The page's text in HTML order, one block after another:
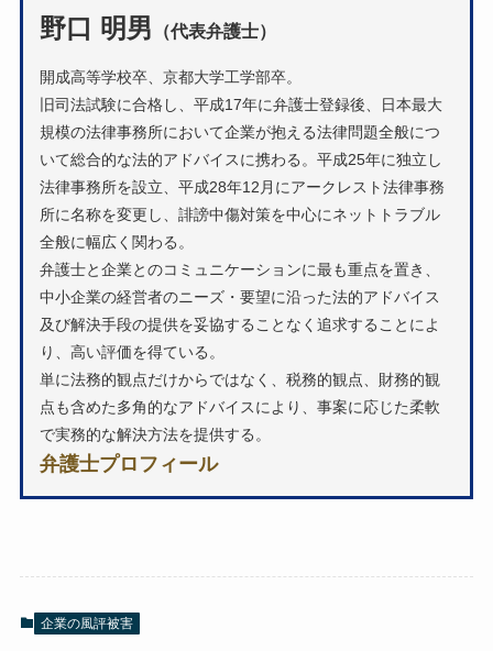
野口 明男 （代表弁護士）
開成高等学校卒、京都大学工学部卒。
旧司法試験に合格し、平成17年に弁護士登録後、日本最大
規模の法律事務所において企業が抱える法律問題全般につ
いて総合的な法的アドバイスに携わる。平成25年に独立し
法律事務所を設立、平成28年12月にアークレスト法律事務
所に名称を変更し、誹謗中傷対策を中心にネットトラブル
全般に幅広く関わる。
弁護士と企業とのコミュニケーションに最も重点を置き、
中小企業の経営者のニーズ・要望に沿った法的アドバイス
及び解決手段の提供を妥協することなく追求することによ
り、高い評価を得ている。
単に法務的観点だけからではなく、税務的観点、財務的観
点も含めた多角的なアドバイスにより、事案に応じた柔軟
で実務的な解決方法を提供する。
弁護士プロフィール
企業の風評被害